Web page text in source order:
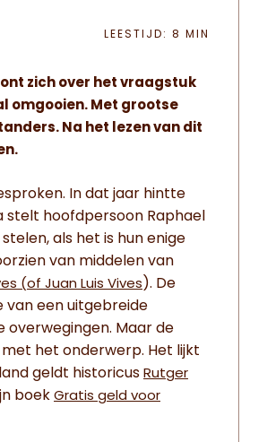
LEESTIJD: 8 MIN
zich over het vraagstuk
omgooien. Met grootse
Na het lezen van dit
In dat jaar hintte
stelt hoofdpersoon Raphael
als het is hun enige
van middelen van
(of Juan Luis Vives ). De
van een uitgebreide
overwegingen. Maar de
met het onderwerp. Het lijkt
geldt historicus Rutger
boek Gratis geld voor